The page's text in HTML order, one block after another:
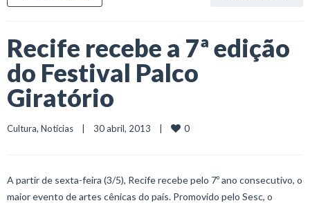
Recife recebe a 7ª edição
do Festival Palco
Giratório
Cultura, Notícias
    |    30 abril, 2013    |
0
A partir de sexta-feira (3/5), Recife recebe pelo 7º ano consecutivo, o
maior evento de artes cênicas do país. Promovido pelo Sesc, o